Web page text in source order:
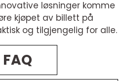
løsninger komme
kjøpet av billett på
og tilgjengelig for alle.
FAQ